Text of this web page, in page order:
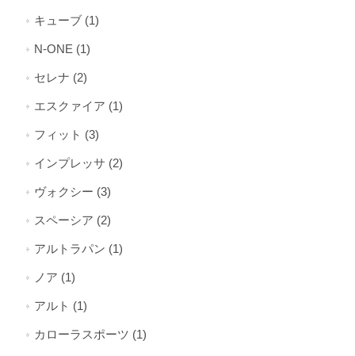
キューブ (1)
N-ONE (1)
セレナ (2)
エスクァイア (1)
フィット (3)
インプレッサ (2)
ヴォクシー (3)
スペーシア (2)
アルトラパン (1)
ノア (1)
アルト (1)
カローラスポーツ (1)